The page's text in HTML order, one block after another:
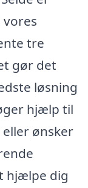
tre
gør det
løsning
hjælp til
ønsker
hjælpe dig